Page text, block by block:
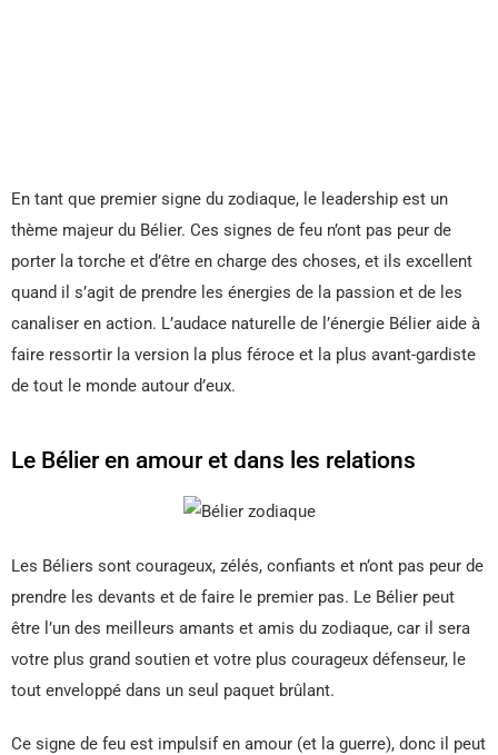
En tant que premier signe du zodiaque, le leadership est un
thème majeur du Bélier. Ces signes de feu n’ont pas peur de
porter la torche et d’être en charge des choses, et ils excellent
quand il s’agit de prendre les énergies de la passion et de les
canaliser en action. L’audace naturelle de l’énergie Bélier aide à
faire ressortir la version la plus féroce et la plus avant-gardiste
de tout le monde autour d’eux.
Le Bélier en amour et dans les relations
Les Béliers sont courageux, zélés, confiants et n’ont pas peur de
prendre les devants et de faire le premier pas. Le Bélier peut
être l’un des meilleurs amants et amis du zodiaque, car il sera
votre plus grand soutien et votre plus courageux défenseur, le
tout enveloppé dans un seul paquet brûlant.
Ce signe de feu est impulsif en amour (et la guerre), donc il peut